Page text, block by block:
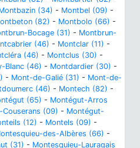
(34) - Montbel (09) -
(82) - Montbolo (66) -
Bocage (31) - Montbrun-
(46) - Montclar (11) -
(46) - Montclus (30) -
Blanc (46) - Montdardier (30) -
- Mont-de-Galié (31) - Mont-de-
(46) - Montech (82) -
(65) - Montégut-Arros
(09) - Montégut-
(12) - Montels (09) -
des-Albères (66) -
(31) - Montesquieu-Lauragais